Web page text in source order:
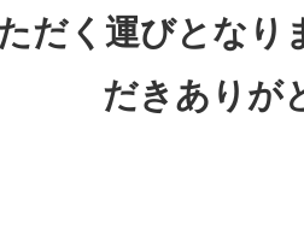
だく運びとなり
だきありが